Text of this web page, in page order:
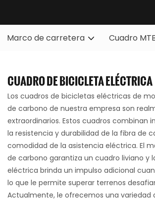
Marco de carretera Cuadro
CUADRO DE BICICLETA ELÉCTRICA
Los cuadros de bicicletas eléctricas de
de carbono de nuestra empresa son
extraordinarios. Estos cuadros combinan
la resistencia y durabilidad de la fibra de
comodidad de la asistencia eléctrica. El
de carbono garantiza un cuadro liviano y
eléctrica brinda un impulso adicional
lo que le permite superar terrenos
Actualmente, le ofrecemos una variedad